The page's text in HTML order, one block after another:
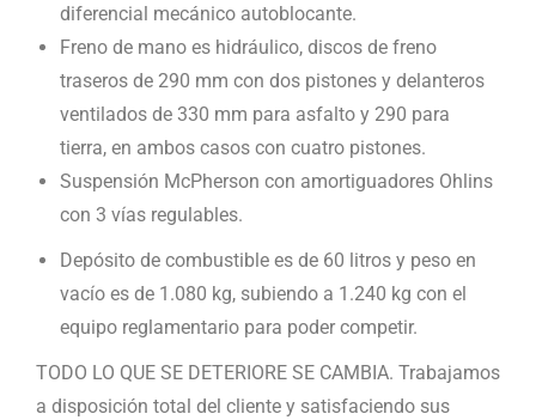
diferencial mecánico autoblocante.
Freno de mano es hidráulico, discos de freno
traseros de 290 mm con dos pistones y delanteros
ventilados de 330 mm para asfalto y 290 para
tierra, en ambos casos con cuatro pistones.
Suspensión McPherson con amortiguadores Ohlins
con 3 vías regulables.
Depósito de combustible es de 60 litros y peso en
vacío es de 1.080 kg, subiendo a 1.240 kg con el
equipo reglamentario para poder competir.
TODO LO QUE SE DETERIORE SE CAMBIA. Trabajamos
a disposición total del cliente y satisfaciendo sus